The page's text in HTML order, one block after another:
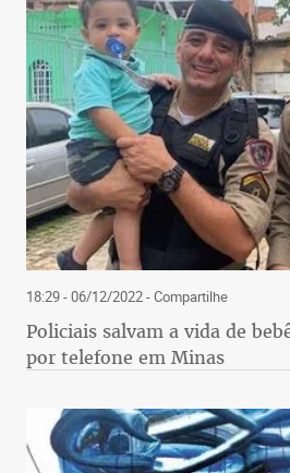
18:29 - 06/12/2022- Compartilhe
Policiais salvam a vida de
por telefone em Minas